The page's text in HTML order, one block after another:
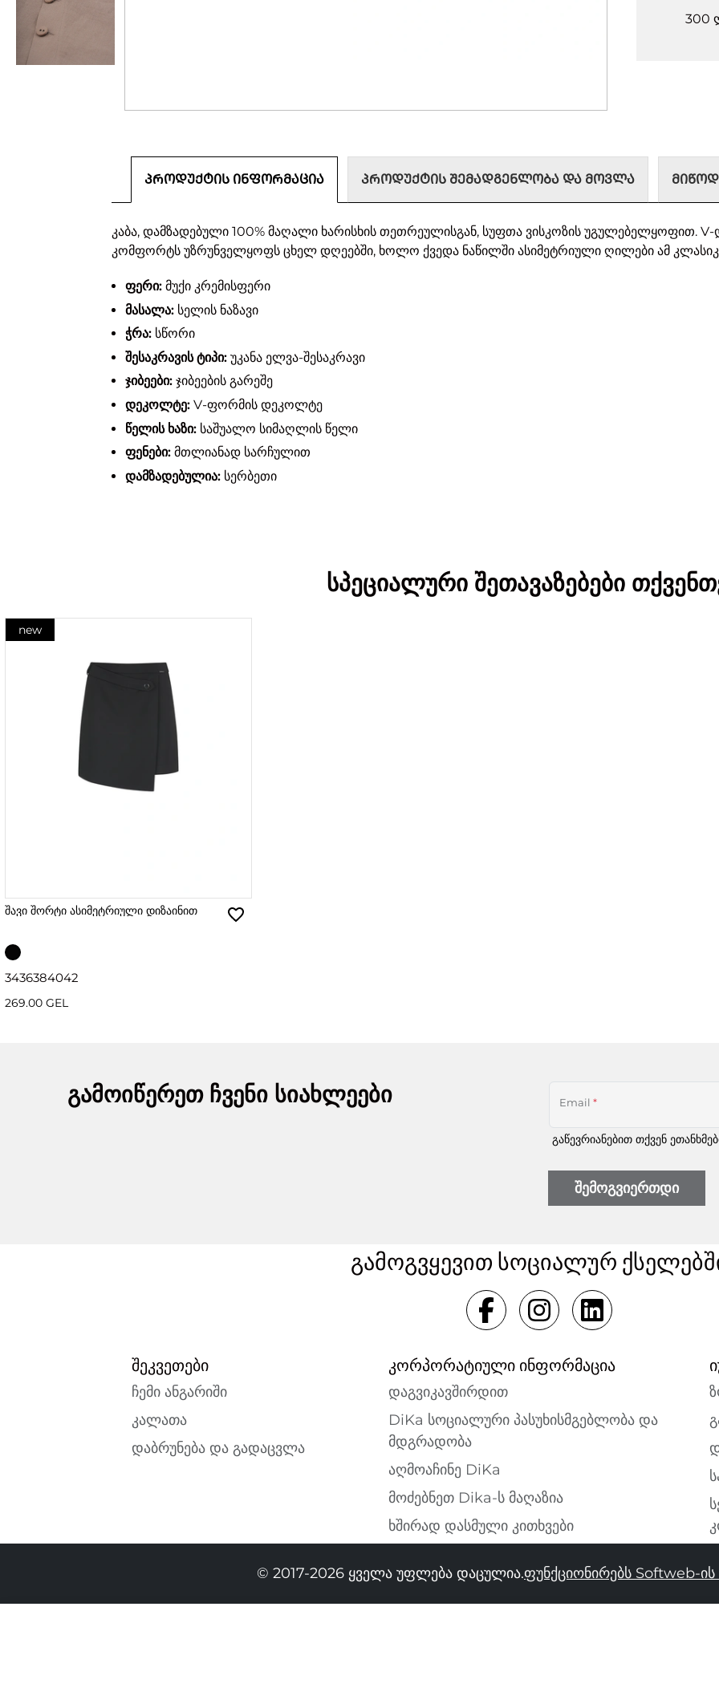
300
ᲞᲠᲝᲓᲣᲥᲢᲘᲡ ᲘᲜᲤᲝᲠᲛᲐᲪᲘᲐ ᲞᲠᲝᲓᲣᲥᲢᲘᲡ ᲨᲔᲛᲐᲓᲒᲔᲜᲚᲝᲑᲐ ᲓᲐ ᲛᲝᲕᲚᲐ
კაბა, დამზადებული 100% მაღალი ხარისხის თეთრეულისგან, სუფთა ვისკოზის
კომფორტს უზრუნველყოფს ცხელ დღეებში, ხოლო ქვედა ნაწილში ასიმეტრიული ღილები ამ
ფერი: მუქი კრემისფერი
მასალა: სელის ნაზავი
ჭრა: სწორი
შესაკრავის ტიპი: უკანა ელვა-შესაკრავი
ჯიბეები: ჯიბეების გარეშე
დეკოლტე: V-ფორმის დეკოლტე
წელის ხაზი: საშუალო სიმაღლის წელი
ფენები: მთლიანად სარჩულით
დამზადებულია: სერბეთი
სპეციალური შეთავაზებები
new
შავი შორტი ასიმეტრიული დიზაინით
3436384042
269.00 GEL
გამოიწერეთ ჩვენი სიახლეები Email *
გაწევრიანებით თქვენ
შემოგვიერთდი
გამოგვყევით სოციალურ
შეკვეთები
ჩემი ანგარიში
კალათა
დაბრუნება და გადაცვლა
კორპორატიული ინფორმაცია
დაგვიკავშირდით
DiKa სოციალური პასუხისმგებლობა და
მდგრადობა
აღმოაჩინე DiKa
მოძებნეთ Dika-ს მაღაზია
ხშირად დასმული კითხვები
© 2017-2026 ყველა უფლება დაცულია.ფუნქციონირებს Softweb-